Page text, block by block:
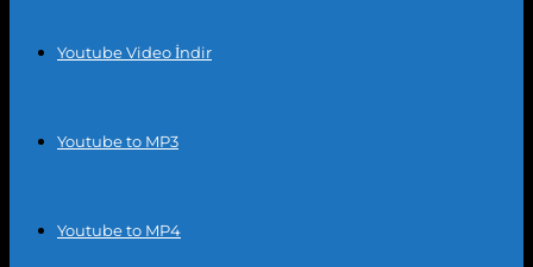
Youtube Video İndir
Youtube to MP3
Youtube to MP4